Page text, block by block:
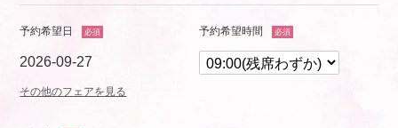
予約希望日 必須
2026-09-27
予約希望時間 必須
その他のフェアを見る